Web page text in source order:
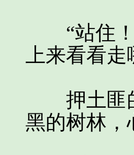
“站住！”
上来看看走
押土匪的
黑的树林，